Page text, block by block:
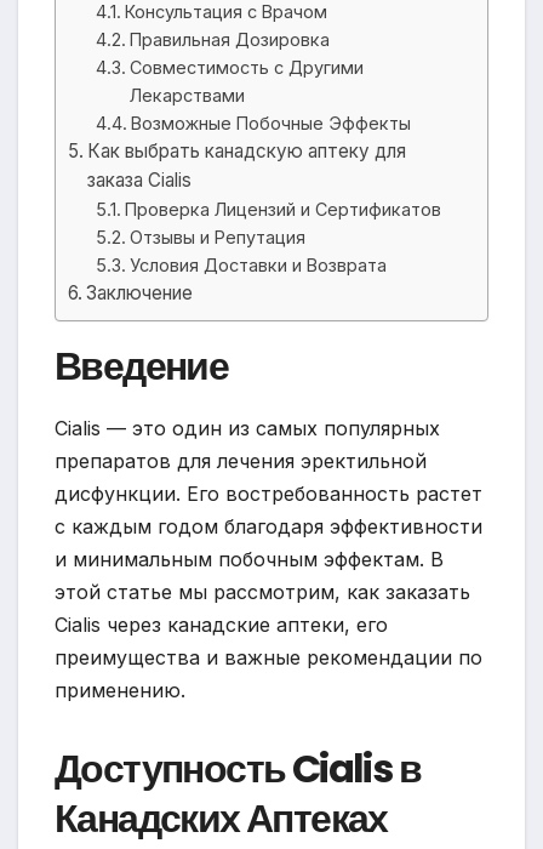
Консультация с Врачом
Правильная Дозировка
Совместимость с Другими
Лекарствами
Возможные Побочные Эффекты
Как выбрать канадскую аптеку для
заказа Cialis
Проверка Лицензий и Сертификатов
Отзывы и Репутация
Условия Доставки и Возврата
Заключение
Введение
Cialis — это один из самых популярных
препаратов для лечения эректильной
дисфункции. Его востребованность растет
с каждым годом благодаря эффективности
и минимальным побочным эффектам. В
этой статье мы рассмотрим, как заказать
Cialis через канадские аптеки, его
преимущества и важные рекомендации по
применению.
Доступность Cialis в
Канадских Аптеках